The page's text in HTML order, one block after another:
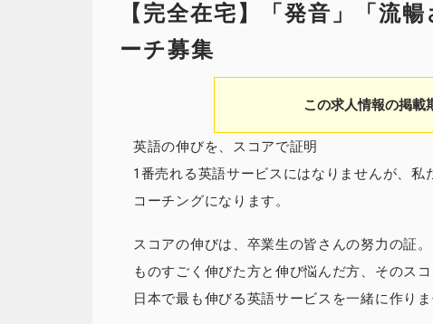
【完全在宅】「発音」「流
ーチ募集
この求人情報の掲載
英語の伸びを、スコアで証明
1番売れる英語サービスにはなりませんが、
コーチングになります。
スコアの伸びは、卒業生の皆さんの努力の証。
ものすごく伸びた方と伸び悩んだ方、そのス
日本で最も伸びる英語サービスを一緒に作りま